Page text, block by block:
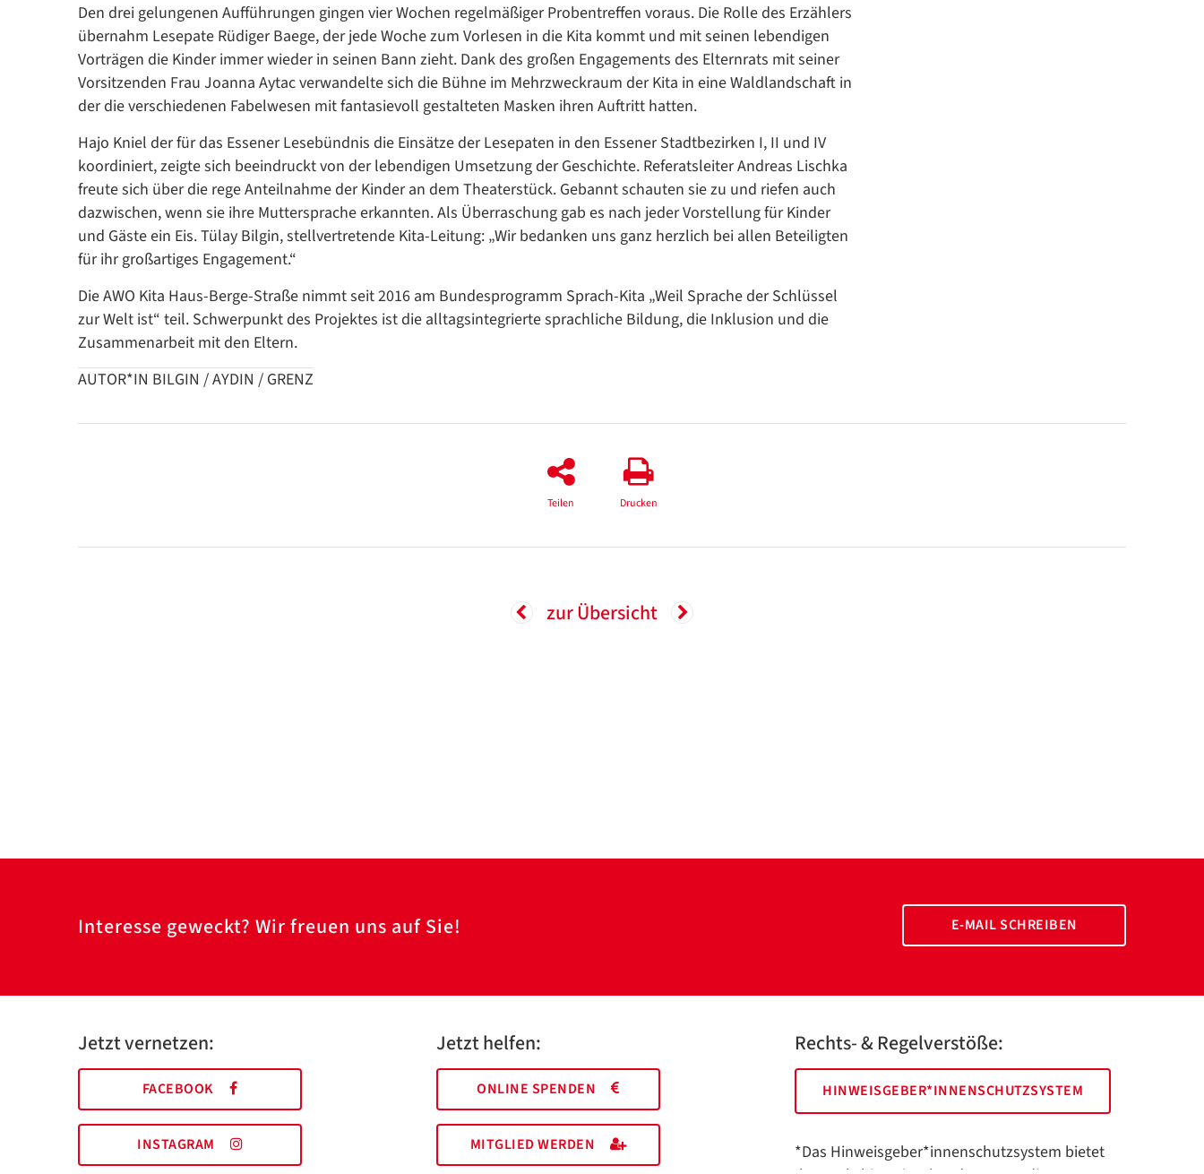
Den drei gelungenen Aufführungen gingen vier Wochen regelmäßiger Probentreffen voraus. Die Rolle des Erzählers
übernahm Lesepate Rüdiger Baege, der jede Woche zum Vorlesen in die Kita kommt und mit seinen lebendigen
Vorträgen die Kinder immer wieder in seinen Bann zieht. Dank des großen Engagements des Elternrats mit seiner
Vorsitzenden Frau Joanna Aytac verwandelte sich die Bühne im Mehrzweckraum der Kita in eine Waldlandschaft in
der die verschiedenen Fabelwesen mit fantasievoll gestalteten Masken ihren Auftritt hatten.
Hajo Kniel der für das Essener Lesebündnis die Einsätze der Lesepaten in den Essener Stadtbezirken I, II und IV
koordiniert, zeigte sich beeindruckt von der lebendigen Umsetzung der Geschichte. Referatsleiter Andreas Lischka
freute sich über die rege Anteilnahme der Kinder an dem Theaterstück. Gebannt schauten sie zu und riefen auch
dazwischen, wenn sie ihre Muttersprache erkannten. Als Überraschung gab es nach jeder Vorstellung für Kinder
und Gäste ein Eis. Tülay Bilgin, stellvertretende Kita-Leitung: „Wir bedanken uns ganz herzlich bei allen Beteiligten
für ihr großartiges Engagement.“
Die AWO Kita Haus-Berge-Straße nimmt seit 2016 am Bundesprogramm Sprach-Kita „Weil Sprache der Schlüssel
zur Welt ist“ teil. Schwerpunkt des Projektes ist die alltagsintegrierte sprachliche Bildung, die Inklusion und die
Zusammenarbeit mit den Eltern.
AUTOR*IN BILGIN / AYDIN / GRENZ
Teilen Drucken
zur Übersicht
Interesse geweckt? Wir freuen uns auf Sie! E-MAIL SCHREIBEN
Jetzt vernetzen:
FACEBOOK
INSTAGRAM
Jetzt helfen:
ONLINE SPENDEN
MITGLIED WERDEN
Rechts- & Regelverstöße:
HINWEISGEBER*INNENSCHUTZSYSTEM
*Das Hinweisgeber*innenschutzsystem bietet
ZURÜCK
Übersetzen
/
Translate
ZURÜCK